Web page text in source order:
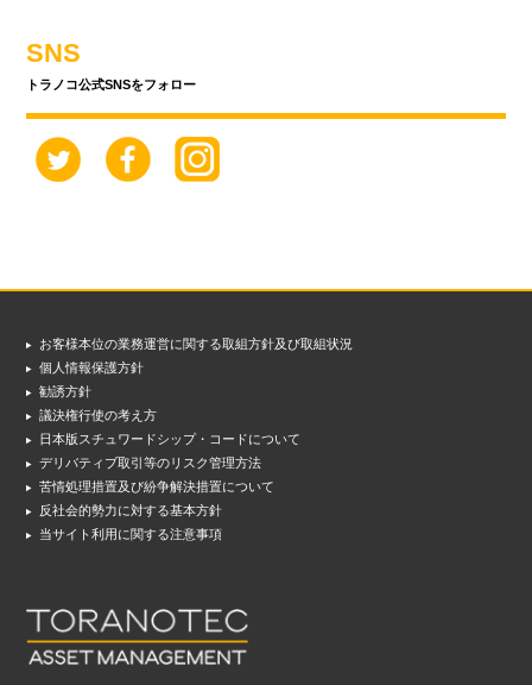
SNS
トラノコ公式SNSをフォロー
お客様本位の業務運営に関する取組方針及び取組状況
個人情報保護方針
勧誘方針
議決権行使の考え方
日本版スチュワードシップ・コードについて
デリバティブ取引等のリスク管理方法
苦情処理措置及び紛争解決措置について
反社会的勢力に対する基本方針
当サイト利用に関する注意事項